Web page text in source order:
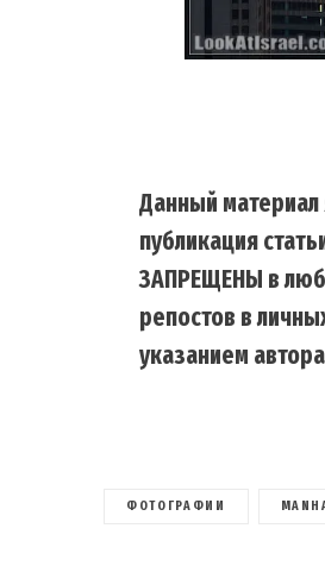
Данный материал
публикация
ЗАПРЕЩЕНЫ в
репостов в
указанием
ФОТОГРАФИИ